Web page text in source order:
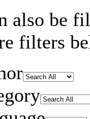
also be
filters